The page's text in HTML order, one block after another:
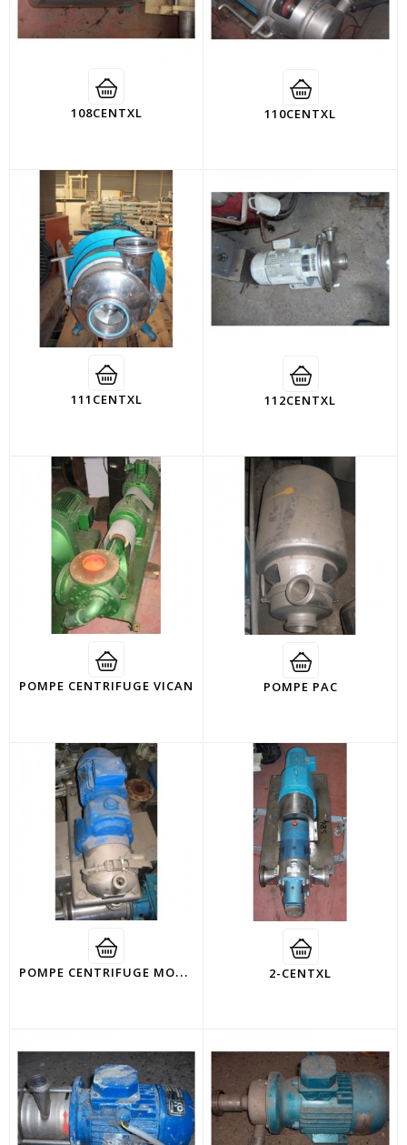
108CENTXL 110CENTXL
111CENTXL 112CENTXL
POMPE CENTRIFUGE VICAN POMPE PAC
P
OMPE CENTRIFUGE MOUVEX 2-CENTXL